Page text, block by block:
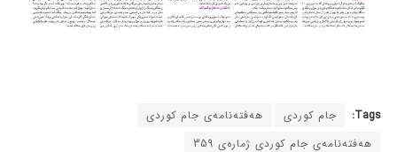
Tags: جام کوردی
هەفتەنامەی جام کوردی
هەفتەنامەی جام کوردی ژمارەی 359